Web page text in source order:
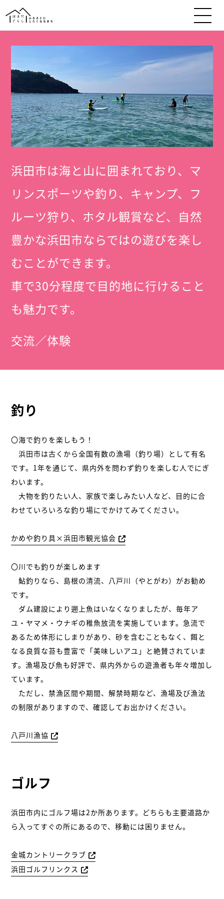
浜田市は海と山に囲まれており、マ
リンスポーツや釣り、キャンプ、フ
ルーツ狩り、ホタル観賞など、自然
豊かな浜田市ならではの遊びを楽し
むことができます。
車で30分程度で目的地に行けること
も魅力です。
交流／体験
釣り
〇海で釣りを楽しもう！
浜田市は古くから全国有数の漁場（釣り場）として有名
です。1年を通じて、県内外を問わず釣りを楽しむ人でにぎ
わいます。
大物を釣りたい人、家族で楽しみたい人など、目的に合
わせていろいろな釣り場にでかけてみてください。
かめや釣り具×浜田市観光協会
〇川でも釣りが楽しめます
鮎釣りなら、島根の清流、八戸川（やとがわ）がお勧め
です。
ダム建設により遡上魚はいなくなりましたが、毎年ア
ユ・ヤマメ・ウナギの稚魚放流を実施しています。急流で
あるため体形にしまりがあり、砂を含むこともなく、餌と
なる良質な苔も豊富で「美味しいアユ」と絶賛されていま
す。漁場及び魚も好評で、県内外からの遊漁者も年々増加し
ています。
ただし、禁漁区間や期間、解禁時期など、漁場及び漁法
の制限がありますので、確認してお出かけください。
八戸川漁協
ゴルフ
浜田市内にゴルフ場は2か所あります。どちらも主要道路か
ら入ってすぐの所にあるので、移動には困りません。
金城カントリークラブ
浜田ゴルフリンクス